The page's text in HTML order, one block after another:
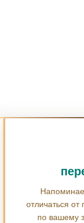
отличаться
по вашему